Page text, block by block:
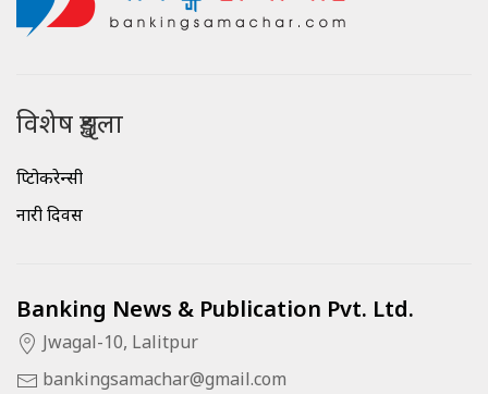
विशेष शृङ्खला
क्रिप्टोकरेन्सी
नारी दिवस
Banking News & Publication Pvt. Ltd.
Jwagal-10, Lalitpur
bankingsamachar@gmail.com